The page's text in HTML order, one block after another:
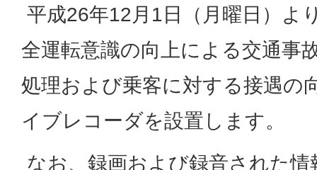
平成26年12月1日（月曜日）よ
全運転意識の向上による交通事
処理および乗客に対する接遇の
イブレコーダを設置します。
なお、録画および録音された